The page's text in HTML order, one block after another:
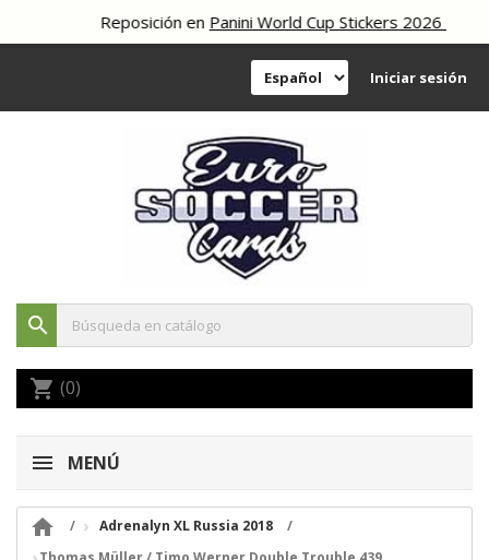
Reposición enPanini World Cup Stickers 2026
Iniciar sesión
search
shopping_cart (0)
MENÚ

Adrenalyn XL Russia 2018